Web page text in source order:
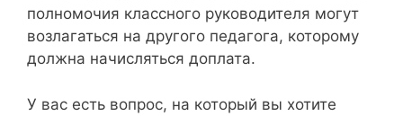
полномочия классного руководителя могут
возлагаться на другого педагога, которому
должна начисляться доплата.
У вас есть вопрос, на который вы хотите